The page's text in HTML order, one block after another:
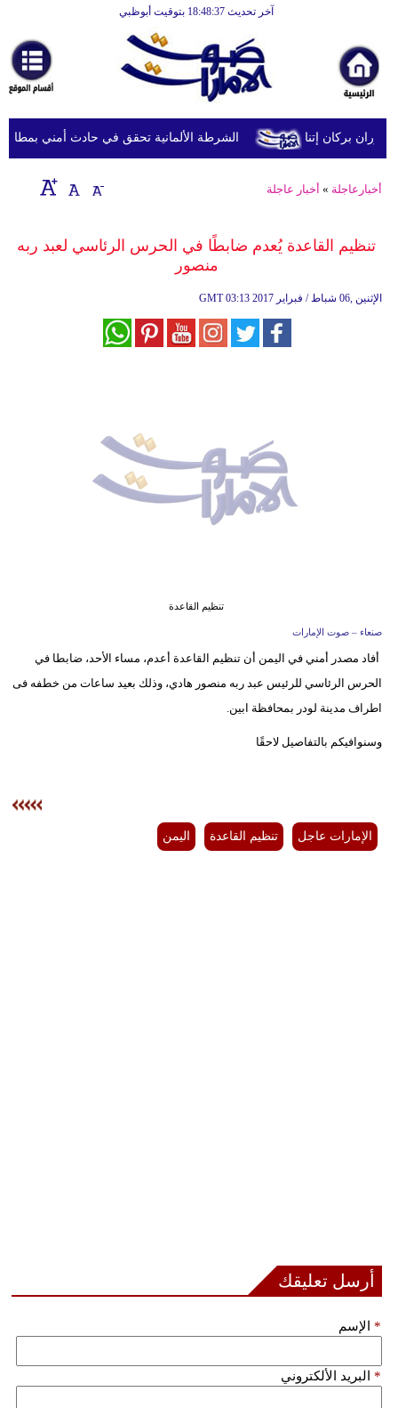
آخر تحديث 18:48:37 بتوقيت أبوظبي
أخبارعاجلة
رياضة
ثقافة
إقتصاد
وموسيقى
إسلامية
مدوَّنات
الشرطة الألمانية تحقق في حادث أمني بمطار بركان إتنا
أخبارعاجلة » أخبار عاجلة
تنظيم القاعدة يُعدم ضابطًا في الحرس الرئاسي لعبد ربه
منصور
GMT 03:13 2017 الإثنين ,06 شباط / فبراير
تنظيم القاعدة
صنعاء – صوت الإمارات
أفاد مصدر أمني في اليمن أن تنظيم القاعدة أعدم، مساء الأحد، ضابطا في
الحرس الرئاسي للرئيس عبد ربه منصور هادي، وذلك بعيد ساعات من خطفه فى
اطراف مدينة لودر بمحافظة ابين.
وسنوافيكم بالتفاصيل لاحقًا
الإمارات عاجل تنظيم القاعدة اليمن
أرسل تعليقك
الإسم *
البريد الألكتروني *